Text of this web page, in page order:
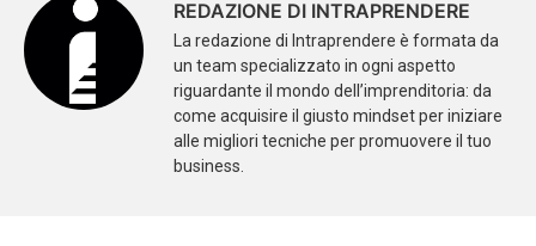
REDAZIONE DI INTRAPRENDERE
La redazione di Intraprendere è formata da
un team specializzato in ogni aspetto
riguardante il mondo dell’imprenditoria: da
come acquisire il giusto mindset per iniziare
alle migliori tecniche per promuovere il tuo
business.